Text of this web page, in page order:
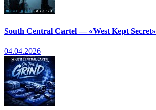
South Central Cartel — «West Kept Secret»
04.04.2026